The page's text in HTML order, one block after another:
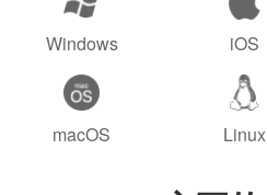
Windows iOS
macOS Linux